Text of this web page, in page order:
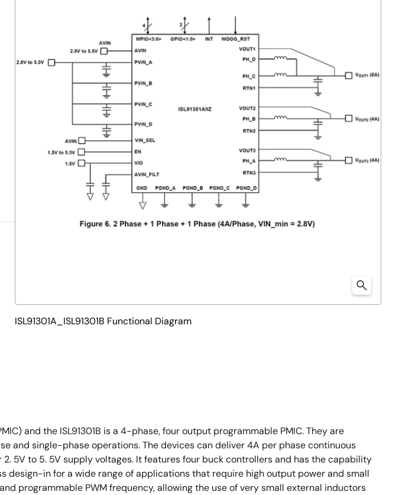
ISL91301A_ISL91301B Functional Diagram
and the ISL91301B is a 4-phase, four output programmable PMIC. They are
and single-phase operations. The devices can deliver 4A per phase continuous
5V to 5. 5V supply voltages. It features four buck controllers and has the capability
in for a wide range of applications that require high output power and small
programmable PWM frequency, allowing the use of very small external inductors